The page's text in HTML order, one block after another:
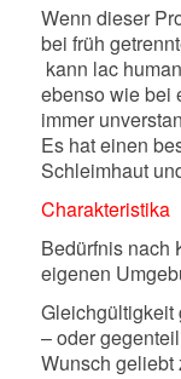
Wenn dieser
bei früh
kann lac
ebenso wie bei
immer
Es hat einen
Schleimhaut
Charakteristika
Bedürfnis nach
eigenen
Gleichgültigkeit
– oder
Wunsch geliebt